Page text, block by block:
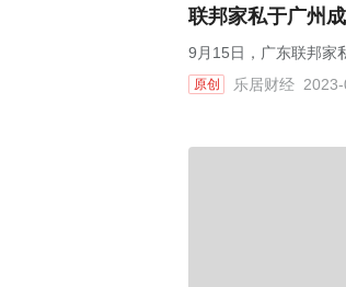
联邦家私于广州
9月15日，广东联邦家
原创 乐居财经